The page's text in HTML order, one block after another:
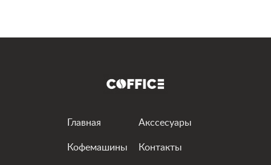
Главная
Кофемашины
Акссесуары
Контакты